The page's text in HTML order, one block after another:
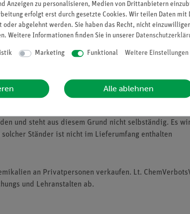
00).
und steht aus diesem Grund nicht selbständig. Es
Ständer ist nicht im Lieferumfang enthalten
an Privatpersonen verkaufen. Lt.
und Lehranstalten ab.
Anzeigen zu personalisieren, Medien von Drittanbietern
erfolgt erst durch gesetzte Cookies. Wir teilen Daten
oder abgelehnt werden. Sie haben das Recht, nicht
Weitere Informationen finden Sie in unserer
Marketing Funktional Weitere Einstellungen
Alle ablehnen